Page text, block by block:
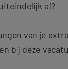
af?
van je
bij deze